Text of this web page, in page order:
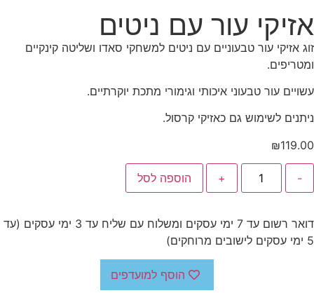
אזיקי עור עם ניטים
זוג אזיקי עור טבעוניים עם ניטים למשחקי סאדו ושליטה קינקיים
ומטריפים.
עשויים עור טבעוני איכותי וגימורי מתכת יוקרתיים.
ניתנים לשימוש גם כאזיקי קרסול.
₪119.00
-
+ הוספה לסל
דואר רשום עד 7 ימי עסקים ומשלוח עם שליח עד 3 ימי עסקים (עד
5 ימי עסקים לישובים מרוחקים)
הוסף למועדפים